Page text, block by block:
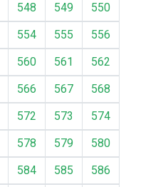
548 549
550
554 555
556
560 561
562
566 567
568
572 573
574
578 579
580
584 585
586